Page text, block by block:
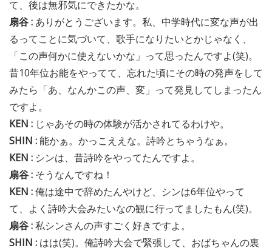
て、後は無邪気にできたかな。
扇谷 : ありがとうございます。私、中学時代に変な声が出
るってことに気づいて、歌手になりたいとかじゃなく、
「この声何かに使えないかな」って思ったんですよ(笑)。
昔10年位お能をやってて、忘れた頃にその時の発声をして
みたら「あ、なんかこの声、変」って発見してしまったん
ですよ。
KEN : じゃあその時の体験が活かされてるわけや。
SHIN :能かぁ。かっこええな。詩吟とちゃうなぁ。
KEN : シンは、昔詩吟をやってたんですよ。
扇谷 : そうなんですね！
KEN :俺は途中で辞めたんやけど、シンは6年位やって
て、よく詩吟大会みたいなの観に行ってましたもん(笑)。
扇谷 :私シンさんの声すごく好きですよ。
SHIN : はは(笑)。俺詩吟大会で緊張して、おばちゃんの裏